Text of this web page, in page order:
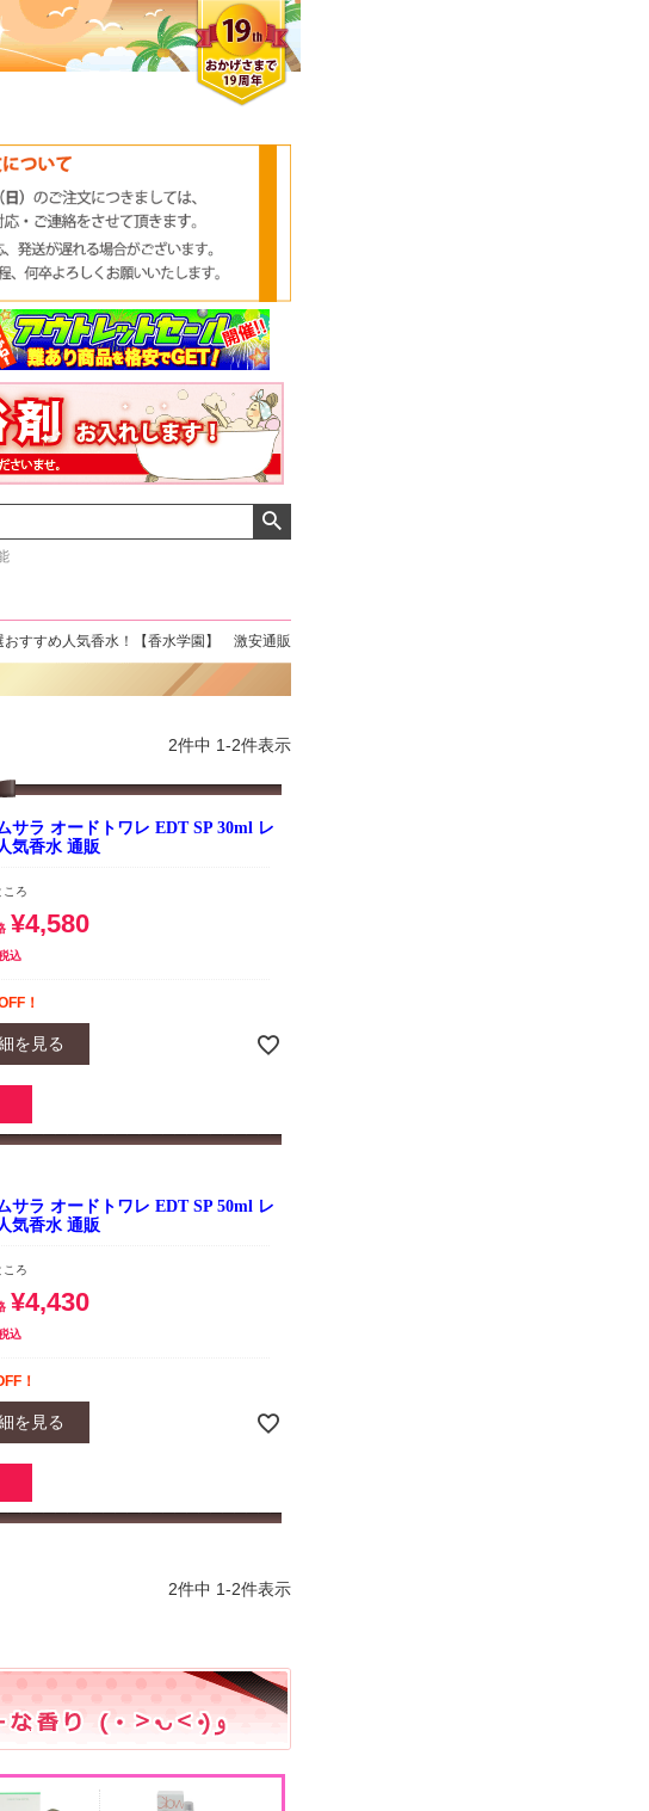
おすすめ人気香水！【香水学園】 激安通販
2件中 1-2件表示
サラ オードトワレ EDT SP 30ml レ
気香水 通販
ころ
¥4,580
込
！
を見る
サラ オードトワレ EDT SP 50ml レ
気香水 通販
ころ
¥4,430
込
！
を見る
2件中 1-2件表示
少
クロエさん
気持ちよくお取引が出来ま
おまけありがとうございま